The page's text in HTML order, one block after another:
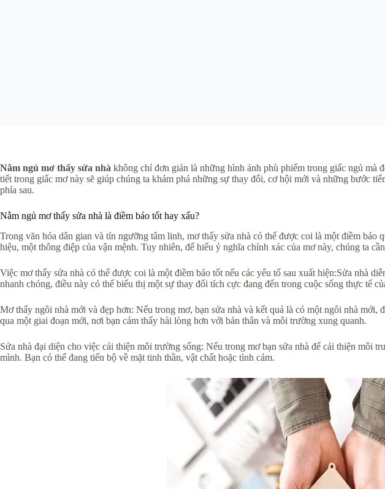
Nằm ngủ mơ thấy sửa nhà không chỉ đơn giản là những hình ảnh phù phiếm trong giấc ngủ mà
tiết trong giấc mơ này sẽ giúp chúng ta khám phá những sự thay đổi, cơ hội mới và những bước
phía sau.
Nằm ngủ mơ thấy sửa nhà là điềm báo tốt hay xấu?
Trong văn hóa dân gian và tín ngưỡng tâm linh, mơ thấy sửa nhà có thể được coi là một điềm
hiệu, một thông điệp của vận mệnh. Tuy nhiên, để hiểu ý nghĩa chính xác của mơ này, chúng ta
Việc mơ thấy sửa nhà có thể được coi là một điềm báo tốt nếu các yếu tố sau xuất hiện:Sửa nhà
nhanh chóng, điều này có thể biểu thị một sự thay đổi tích cực đang đến trong cuộc sống thực tế
Mơ thấy ngôi nhà mới và đẹp hơn: Nếu trong mơ, bạn sửa nhà và kết quả là có một ngôi nhà
qua một giai đoạn mới, nơi bạn cảm thấy hài lòng hơn với bản thân và môi trường xung quanh.
Sửa nhà đại diện cho việc cải thiện môi trường sống: Nếu trong mơ bạn sửa nhà để cải thiện môi
mình. Bạn có thể đang tiến bộ về mặt tinh thần, vật chất hoặc tình cảm.